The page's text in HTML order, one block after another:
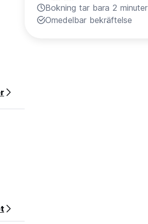
Bokning tar bara 2 minuter
Omedelbar bekräftelse